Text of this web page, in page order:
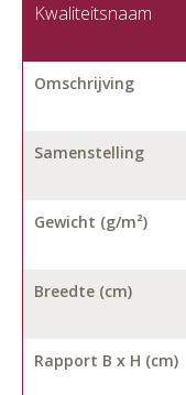
Kwaliteitsnaam
Omschrijving
Samenstelling
Gewicht (g/m²)
Breedte (cm)
Rapport B x H (cm)